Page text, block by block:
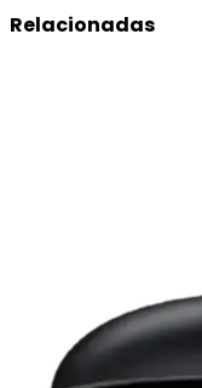
Relacionadas